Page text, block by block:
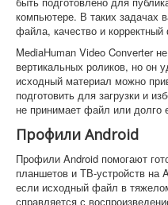
компьютере. В таких задачах
файла, качество и
MediaHuman Video Converter
вертикальных роликов, но он
исходный материал можно
подготовить для загрузки и
не принимает файл или долго
Профили Android
Профили Android помогают
планшетов и ТВ-устройств на
если исходный файл в
справляется с